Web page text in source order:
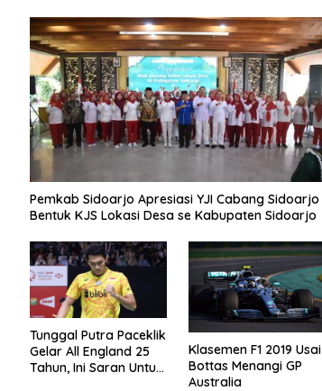
Pemkab Sidoarjo Apresiasi YJI Cabang Sidoarjo
Bentuk KJS Lokasi Desa se Kabupaten Sidoarjo
Tunggal Putra Paceklik
Gelar All England 25
Tahun, Ini Saran Untuk
Klasemen F1 2019 Usai
Bottas Menangi GP
Australia